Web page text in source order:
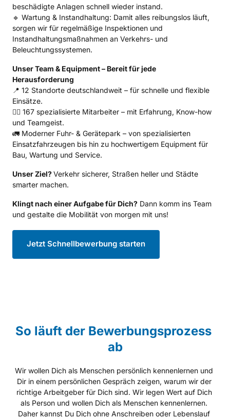
beschädigte Anlagen schnell wieder instand.
🔹 Wartung & Instandhaltung: Damit alles reibungslos läuft,
sorgen wir für regelmäßige Inspektionen und
Instandhaltungsmaßnahmen an Verkehrs- und
Beleuchtungssystemen.
Unser Team & Equipment – Bereit für jede
Herausforderung
📍 12 Standorte deutschlandweit – für schnelle und flexible
Einsätze.
👷‍♂️ 167 spezialisierte Mitarbeiter – mit Erfahrung, Know-how
und Teamgeist.
🚛 Moderner Fuhr- & Gerätepark – von spezialisierten
Einsatzfahrzeugen bis hin zu hochwertigem Equipment für
Bau, Wartung und Service.
Unser Ziel? Verkehr sicherer, Straßen heller und Städte
smarter machen.
Klingt nach einer Aufgabe für Dich? Dann komm ins Team
und gestalte die Mobilität von morgen mit uns!
Jetzt Schnellbewerbung starten
So läuft der
ab
Wir wollen Dich als Menschen persönlich kennenlernen und
Dir in einem persönlichen Gespräch zeigen, warum wir der
richtige Arbeitgeber für Dich sind. Wir legen Wert auf Dich
als Person und wollen Dich als Menschen kennenlernen.
Daher kannst Du Dich ohne Anschreiben oder Lebenslauf